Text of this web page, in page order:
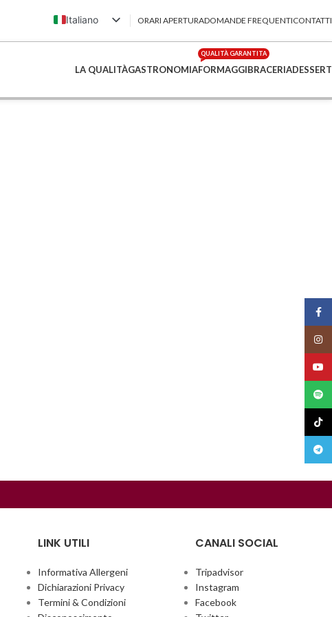
Italiano
English (UK)
Français
ORARI APERTURADOMANDE FREQUENTICONTATTI
LA QUALITÀGASTRONOMIAFORMAGGI
QUALITÀ GARANTITA
BRACERIADESSERT
LINK UTILI
Informativa Allergeni
Dichiarazioni Privacy
Termini & Condizioni
CANALI SOCIAL
Tripadvisor
Instagram
Facebook